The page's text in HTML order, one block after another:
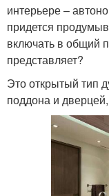
интерьере –
придется
включать в общий
представляет?
Это открытый тип
поддона и